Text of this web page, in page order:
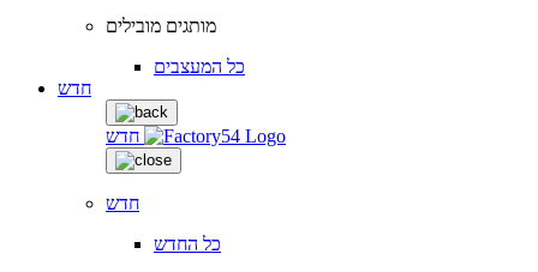
מותגים מובילים
כל המעצבים
חדש
חדש
חדש
כל החדש